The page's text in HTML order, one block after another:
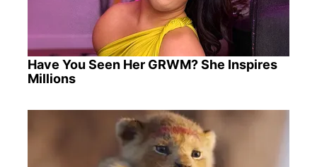
Have You Seen Her GRWM? She Inspires
Millions